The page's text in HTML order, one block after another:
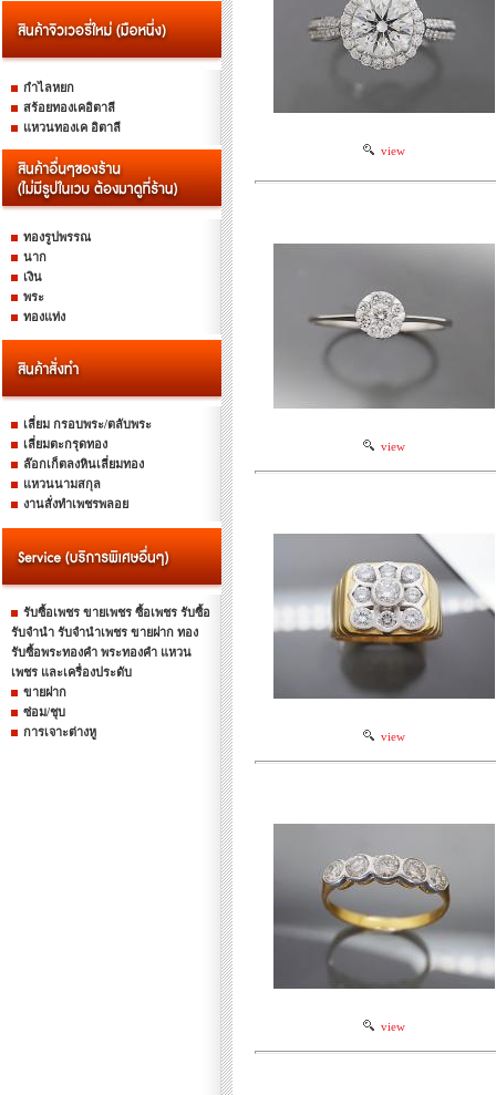
กำไลหยก
สร้อยทองเคอิตาลี
แหวนทองเค อิตาลี
ทองรูปพรรณ
นาก
เงิน
พระ
ทองแท่ง
เลี่ยม กรอบพระ/ตลับพระ
เลี่ยมตะกรุดทอง
ล๊อกเก็ตลงหินเลี่ยมทอง
แหวนนามสกุล
งานสั่งทำเพชรพลอย
รับซื้อเพชร ขายเพชร ซื้อเพชร รับซื้อ
รับจำนำ รับจำนำเพชร ขายฝาก ทอง
รับซื้อพระทองคำ พระทองคำ แหวน
เพชร และเครื่องประดับ
ขายฝาก
ซ่อม/ชุบ
การเจาะต่างหู
view
view
view
view